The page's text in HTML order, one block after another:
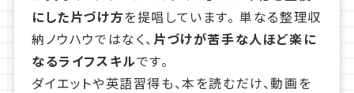
にした片づけ方を提唱しています。 単なる整理収
納ノウハウではなく、 片づけが苦手な人ほど楽に
なるライフスキルです。
ダイエットや英語習得も、本を読むだけ、動画を